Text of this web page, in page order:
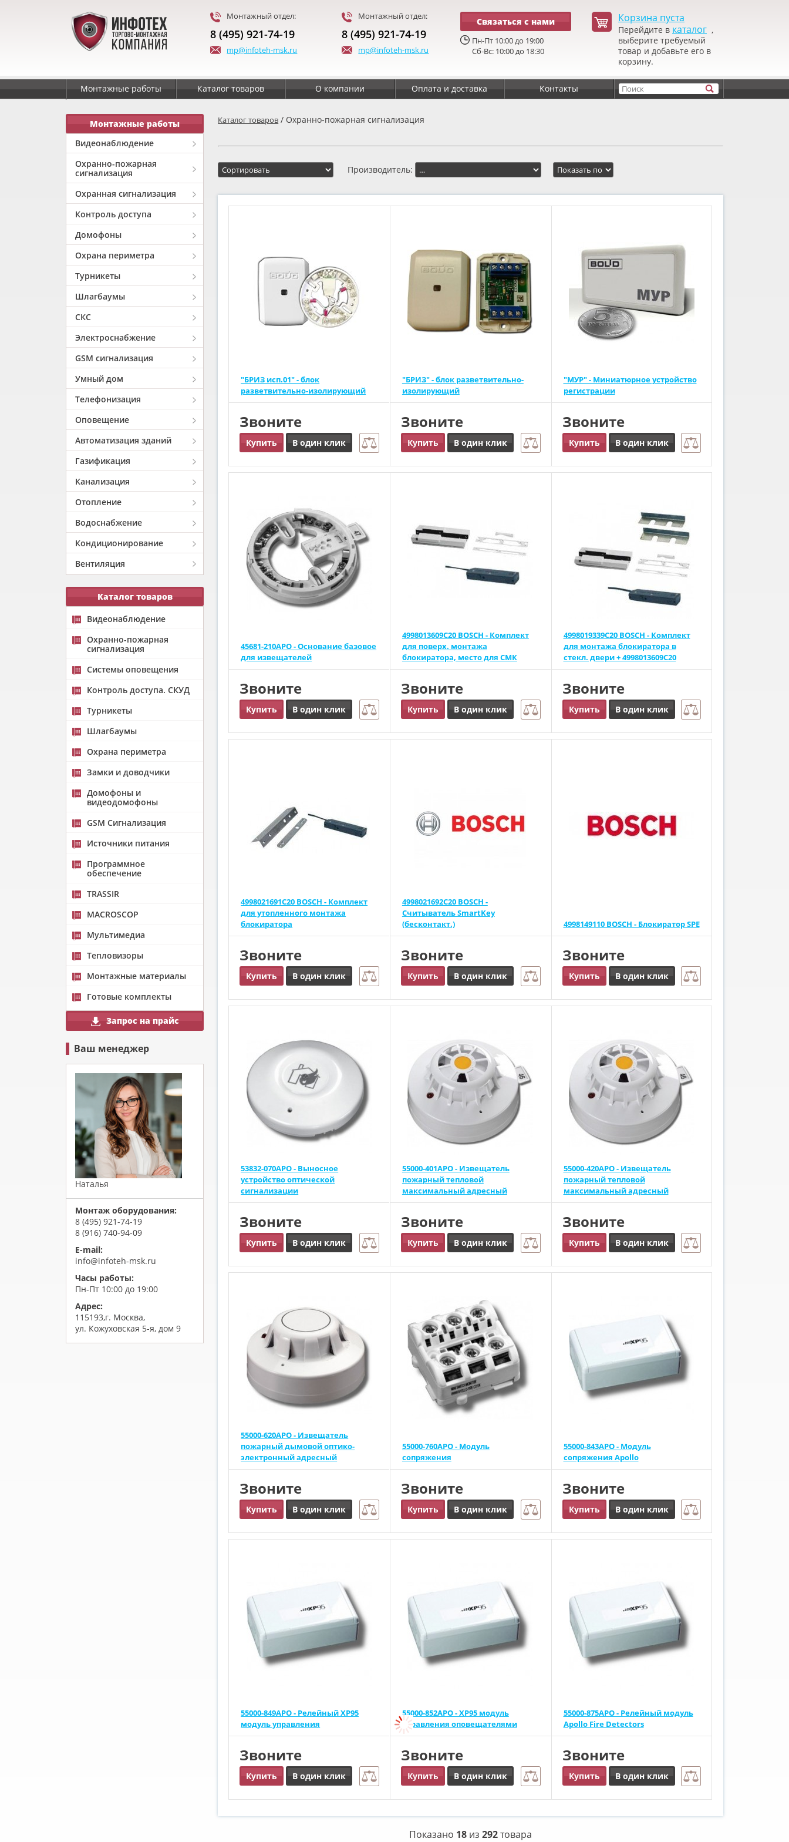
Монтажный отдел:
8 (495) 921-74-19
mp@infoteh-msk.ru
Монтажный отдел:
8 (495) 921-74-19
mp@infoteh-msk.ru
Связаться с нами
Пн-Пт 10:00 до 19:00
Сб-Вс: 10:00 до 18:30
Корзина пуста
Перейдите в каталог ,
выберите требуемый
товар и добавьте его в
корзину.
Монтажные работы Каталог товаров О компании Оплата и доставка Контакты
Монтажные работы
Видеонаблюдение
Охранно-пожарная
сигнализация
Охранная сигнализация
Контроль доступа
Домофоны
Охрана периметра
Турникеты
Шлагбаумы
СКС
Электроснабжение
GSM сигнализация
Умный дом
Телефонизация
Оповещение
Автоматизация зданий
Газификация
Канализация
Отопление
Водоснабжение
Кондиционирование
Вентиляция
Каталог товаров
Видеонаблюдение
Охранно-пожарная
сигнализация
Системы оповещения
Контроль доступа. СКУД
Турникеты
Шлагбаумы
Охрана периметра
Замки и доводчики
Домофоны и
видеодомофоны
GSM Сигнализация
Источники питания
Программное
обеспечение
TRASSIR
MACROSCOP
Мультимедиа
Тепловизоры
Монтажные материалы
Готовые комплекты
Запрос на прайс
Ваш менеджер
Наталья
Монтаж оборудования:
8 (495) 921-74-19
8 (916) 740-94-09
E-mail:
info@infoteh-msk.ru
Часы работы:
Пн-Пт 10:00 до 19:00
Адрес:
115193,г. Москва,
ул. Кожуховская 5-я, дом 9
Каталог товаров / Охранно-пожарная сигнализация
Производитель:
"БРИЗ исп.01" - блок
разветвительно-изолирующий
Звоните
Купить В один клик
"БРИЗ" - блок разветвительно-
изолирующий
Звоните
Купить В один клик
"МУР" - Миниатюрное устройство
регистрации
Звоните
Купить В один клик
45681-210APO - Основание базовое
для извещателей
Звоните
Купить В один клик
4998013609C20 BOSCH - Комплект
для поверх. монтажа
блокиратора, место для СМК
Звоните
Купить В один клик
4998019339C20 BOSCH - Комплект
для монтажа блокиратора в
стекл. двери + 4998013609C20
Звоните
Купить В один клик
4998021691C20 BOSCH - Комплект
для утопленного монтажа
блокиратора
Звоните
Купить В один клик
4998021692C20 BOSCH -
Считыватель SmartKey
(бесконтакт.)
Звоните
Купить В один клик
4998149110 BOSCH - Блокиратор SPE
Звоните
Купить В один клик
53832-070APO - Выносное
устройство оптической
сигнализации
Звоните
Купить В один клик
55000-401APO - Извещатель
пожарный тепловой
максимальный адресный
Звоните
Купить В один клик
55000-420APO - Извещатель
пожарный тепловой
максимальный адресный
Звоните
Купить В один клик
55000-620APO - Извещатель
пожарный дымовой оптико-
электронный адресный
Звоните
Купить В один клик
55000-760APO - Модуль
сопряжения
Звоните
Купить В один клик
55000-843APO - Модуль
сопряжения Apollo
Звоните
Купить В один клик
55000-849APO - Релейный XP95
модуль управления
Звоните
Купить В один клик
55000-852APO - XP95 модуль
управления оповещателями
Звоните
Купить В один клик
55000-875APO - Релейный модуль
Apollo Fire Detectors
Звоните
Купить В один клик
Показано 18 из292товара